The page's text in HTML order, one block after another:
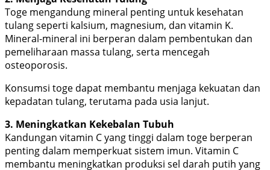
Toge mengandung mineral penting untuk kesehatan
tulang seperti kalsium, magnesium, dan vitamin K.
Mineral-mineral ini berperan dalam pembentukan dan
pemeliharaan massa tulang, serta mencegah
osteoporosis.
Konsumsi toge dapat membantu menjaga kekuatan dan
kepadatan tulang, terutama pada usia lanjut.
3. Meningkatkan Kekebalan Tubuh
Kandungan vitamin C yang tinggi dalam toge berperan
penting dalam memperkuat sistem imun. Vitamin C
membantu meningkatkan produksi sel darah putih yang